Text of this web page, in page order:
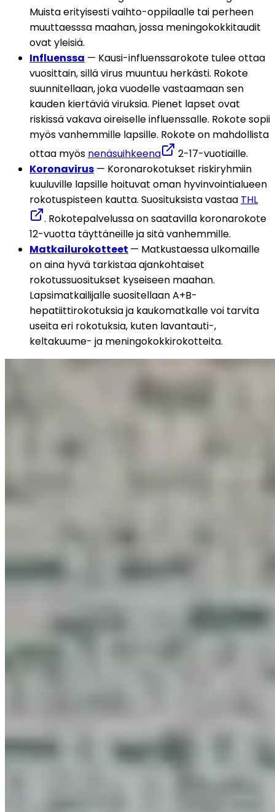
Muista erityisesti vaihto-oppilaalle tai perheen
muuttaesssa maahan, jossa meningokokkitaudit
ovat yleisiä.
Influenssa — Kausi-influenssarokote tulee ottaa
vuosittain, sillä virus muuntuu herkästi. Rokote
suunnitellaan, joka vuodelle vastaamaan sen
kauden kiertäviä viruksia. Pienet lapset ovat
riskissä vakava oireiselle influenssalle. Rokote sopii
myös vanhemmille lapsille. Rokote on mahdollista
ottaa myös nenäsuihkeena
2-17-vuotiaille.
Koronavirus — Koronarokotukset riskiryhmiin
kuuluville lapsille hoituvat oman hyvinvointialueen
rokotuspisteen kautta. Suosituksista vastaa THL
. Rokotepalvelussa on saatavilla koronarokote
12-vuotta täyttäneille ja sitä vanhemmille.
Matkailurokotteet — Matkustaessa ulkomaille
on aina hyvä tarkistaa ajankohtaiset
rokotussuositukset kyseiseen maahan.
Lapsimatkailijalle suositellaan A+B-
hepatiittirokotuksia ja kaukomatkalle voi tarvita
useita eri rokotuksia, kuten lavantauti-,
keltakuume- ja meningokokkirokotteita.